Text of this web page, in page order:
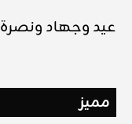
عيد وجهاد ونصرة
مميز